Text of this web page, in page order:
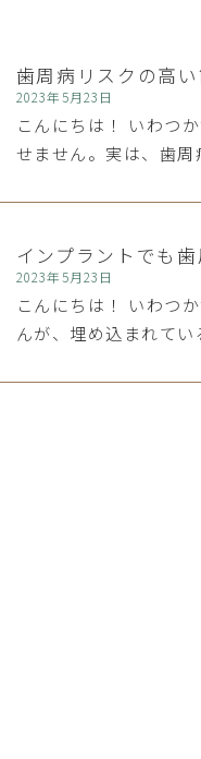
歯周病リスクの高
2023年5月23日
こんにちは！ いわつ
せません。実は、歯
インプラントでも
2023年5月23日
こんにちは！ いわつ
んが、埋め込まれて